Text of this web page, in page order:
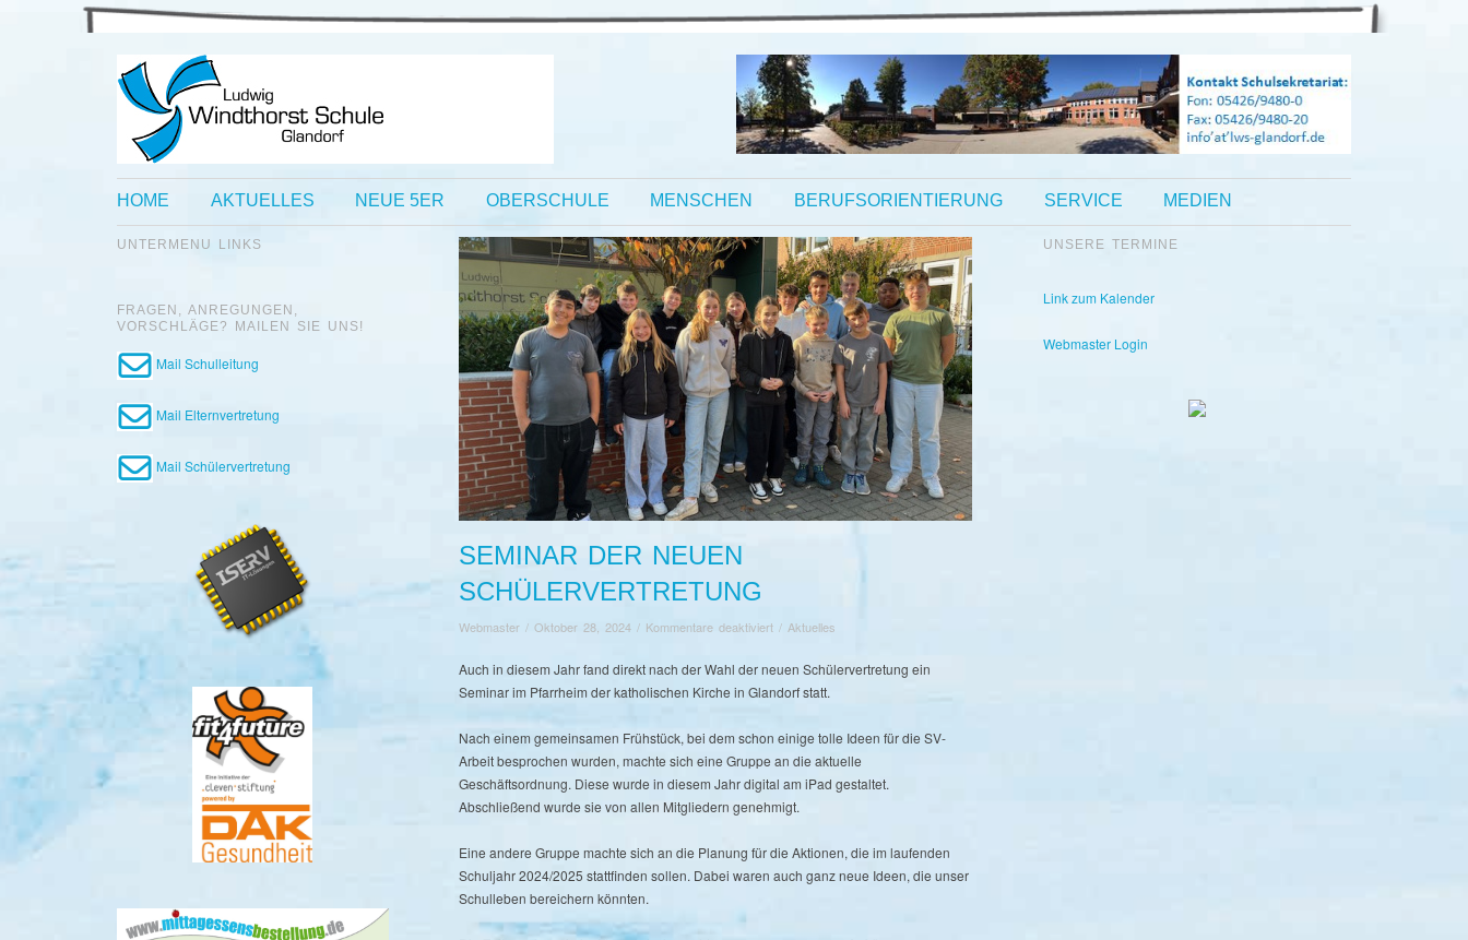
HOME AKTUELLES NEUE 5ER OBERSCHULE MENSCHEN BERUFSORIENTIERUNG SERVICE MEDIEN
UNTERMENU LINKS
FRAGEN, ANREGUNGEN,
VORSCHLÄGE? MAILEN SIE UNS!
Mail Schulleitung
Mail Elternvertretung
Mail Schülervertretung
SEMINAR DER NEUEN
SCHÜLERVERTRETUNG
Webmaster /Oktober 28, 2024 / Kommentare deaktiviertfür
der
neuen
/ Aktuelles
Auch in diesem Jahr fand direkt nach der Wahl der neuen Schülervertretung ein
Seminar im Pfarrheim der katholischen Kirche in Glandorf statt.
Nach einem gemeinsamen Frühstück, bei dem schon einige tolle Ideen für die SV-
Arbeit besprochen wurden, machte sich eine Gruppe an die aktuelle
Geschäftsordnung. Diese wurde in diesem Jahr digital am iPad gestaltet.
Abschließend wurde sie von allen Mitgliedern genehmigt.
Eine andere Gruppe machte sich an die Planung für die Aktionen, die im laufenden
Schuljahr 2024/2025 stattfinden sollen. Dabei waren auch ganz neue Ideen, die unser
Schulleben bereichern könnten.
UNSERE TERMINE
Link zum Kalender
Webmaster Login